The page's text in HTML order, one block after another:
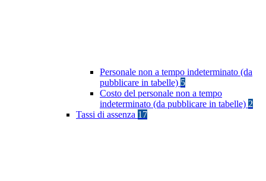
Personale non a tempo indeterminato (da
pubblicare in tabelle) 5
Costo del personale non a tempo
indeterminato (da pubblicare in tabelle) 2
Tassi di assenza 17